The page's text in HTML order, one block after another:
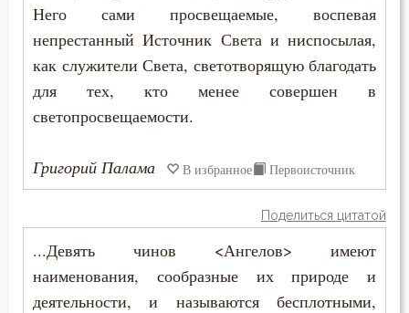
Власть
Воздаяние
Воздержание
Война
Воля Божия
Воплощение
Него сами просвещаемые, воспевая
непрестанный Источник Света и ниспосылая,
как служители Света, светотворящую благодать
для тех, кто менее совершен в
светопросвещаемости.
Григорий Палама В избранное Первоисточник
Поделиться цитатой
...Девять чинов <Ангелов> имеют
наименования, сообразные их природе и
деятельности, и называются бесплотными,